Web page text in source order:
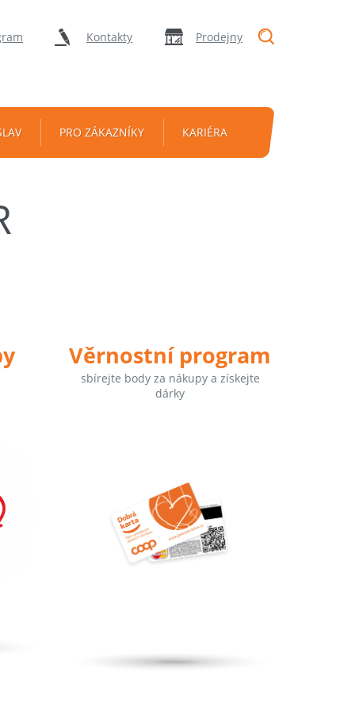
Kontakty Prodejny
PRO ZÁKAZNÍKY KARIÉRA
Věrnostní program
sbírejte body za nákupy a získejte
dárky